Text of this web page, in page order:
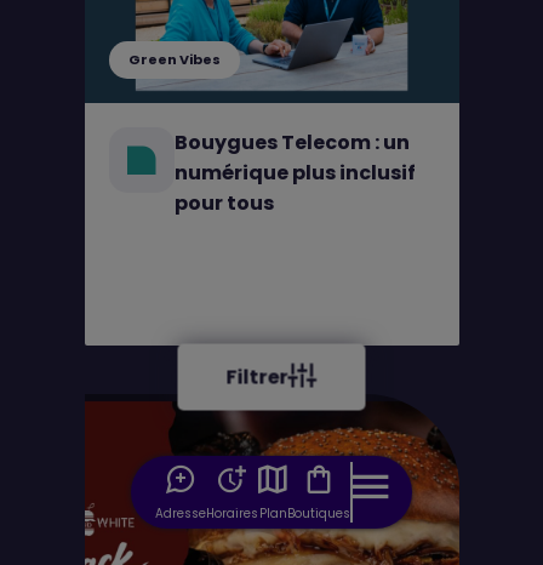
AdresseHoraires PlanBoutiques
Filtrer
Green Vibes
Bouygues Telecom : un
numérique plus inclusif
pour tous